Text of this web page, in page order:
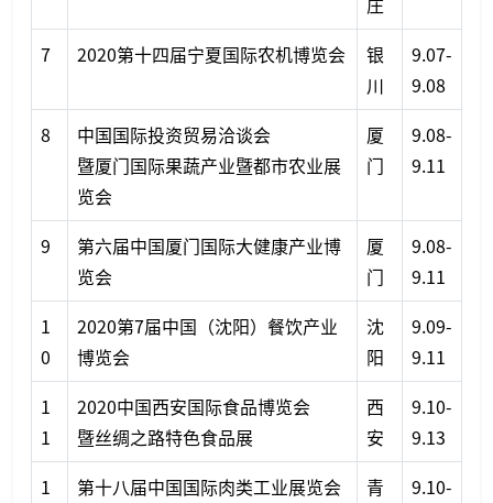
7 2020第十四届宁夏国际农机博览会
银
川
9.07-
9.08
8
中国国际投资贸易洽谈会
暨厦门国际果蔬产业暨都市农业展
览会
厦
门
9.08-
9.11
9
第六届中国厦门国际大健康产业博
览会
厦
门
9.08-
9.11
1
0
2020第7届中国（沈阳）餐饮产业
博览会
沈
阳
9.09-
9.11
1
1
2020中国西安国际食品博览会
暨丝绸之路特色食品展
西
安
9.10-
9.13
1
第十八届中国国际肉类工业展览会
青
9.10-